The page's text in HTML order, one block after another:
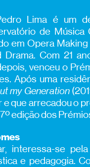
Lima é um
de Música
em Opera
Com 21
venceu o
Após uma
my Generation
que arrecadou o
edição dos
interessa-se
e pedagogia.